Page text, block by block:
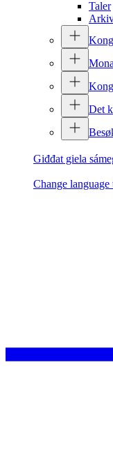
Taler
Det
Giđđat giela
Change